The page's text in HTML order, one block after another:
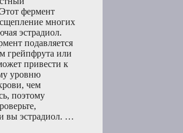
фермент
многих
эстрадиол.
подавляется
грейпфрута или
привести к
уровню
чем
поэтому
вы эстрадиол. …